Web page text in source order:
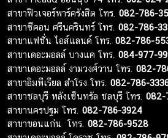
สาขาฟิวเจอร์พาร์ครังสิต โทร.082-786-
สาขาซีคอน ศรีนครินทร์ โทร.082-786-
สาขาแฟชั่น ไอส์แลนด์ โทร.082-786-
สาขาเดอะมอลล์ บางแค โทร.084-977-
สาขาเดอะมอลล์ งามวงศ์วาน โทร.082-
สาขาอิมพีเรียล สำโรง โทร.082-786-
สาขาชลบุรี หลังเซ็นทรัล ชลบุรี โทร.082-
สาขานครปฐม โทร.082-786-3924
สาขาขอนแก่น โทร.082-786-9528